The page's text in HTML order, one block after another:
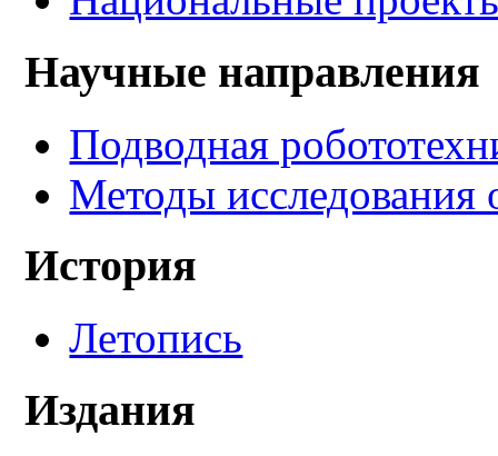
Научные направления
Подводная
Методы исследования
История
Летопись
Издания